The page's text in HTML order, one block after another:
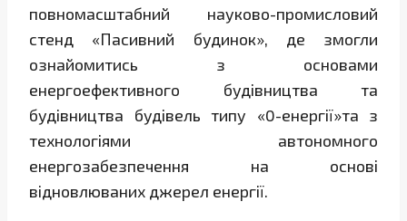
повномасштабний науково-промисловий
стенд «Пасивний будинок», де змогли
ознайомитись з основами
енергоефективного будівництва та
будівництва будівель типу «0-енергії»та з
технологіями автономного
енергозабезпечення на основі
відновлюваних джерел енергії.